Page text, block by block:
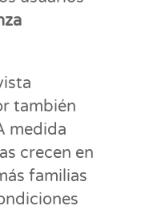
también
medida
crecen en
familias